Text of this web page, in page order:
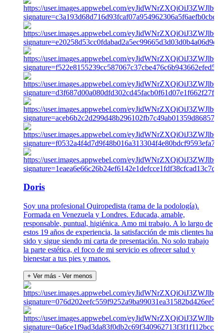
Doris
Soy una profesional Quiropedista (rama de la podología).
Formada en Venezuela y Londres. Educada, amable,
responsable, puntual, higiénica. Amo mi trabajo. A lo largo de
estos 19 años de experiencia, la satisfacción de mis clientes ha
sido y sigue siendo mi carta de presentación. No solo trabajo
la parte estética, el foco de mi servicio es ofrecer salud y
bienestar a tus pies y manos.
+ Ver más - Ver menos